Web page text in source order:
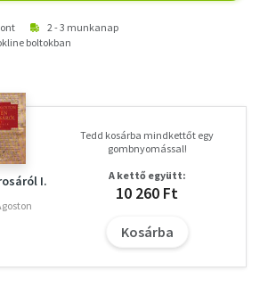
2 - 3 munkanap
boltokban
I.
Tedd kosárba mindkettőt egy
gombnyomással!
A kettő együtt:
10 260 Ft
Kosárba